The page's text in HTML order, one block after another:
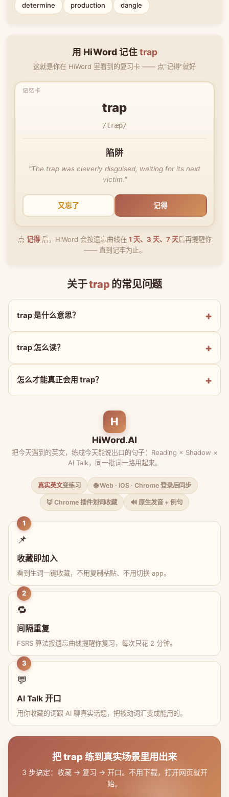
determine production dangle
用 HiWord 记住trap
这就是你在 HiWord 里看到的复习卡 —— 点"记得"就好
trap
/træp/
陷阱
"The trap was cleverly disguised, waiting for its next
victim."
又忘了 记得
点 记得后，HiWord 会按遗忘曲线在 1 天、3 天、7 天后再提醒你
—— 直到记牢为止。
关于trap 的常见问题
trap 是什么意思？
trap 怎么读？
怎么才能真正会用 trap？
H
HiWord.AI
把今天遇到的英文，练成今天能说出口的句子：Reading × Shadow ×
AI Talk，同一批词一路用起来。
真实英文变练习 🌐 Web · iOS · Chrome 登录后同步
🦊 Chrome 插件划词收藏 🔊 原生发音 + 例句
1
📌
收藏即加入
看到生词一键收藏，不用复制粘贴、不用切换 app。
2
🔁
间隔重复
FSRS 算法按遗忘曲线提醒你复习，每次只花 2 分钟。
3
💬
AI Talk 开口
用你收藏的词跟 AI 聊真实话题，把被动词汇变成能用的。
把 trap 练到真实场景里用出来
3 步搞定：收藏 → 复习 → 开口。不用下载，打开网页就开
始。